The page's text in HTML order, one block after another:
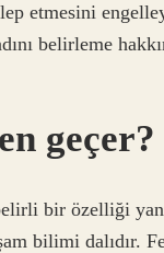
etmesini
belirleme
geçer?
bir özelliği
bilimi dalıdır.